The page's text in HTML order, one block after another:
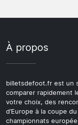
À propos
billetsdefoot.fr est un
comparer rapidement
votre choix, des
d’Europe à la coupe
championnats